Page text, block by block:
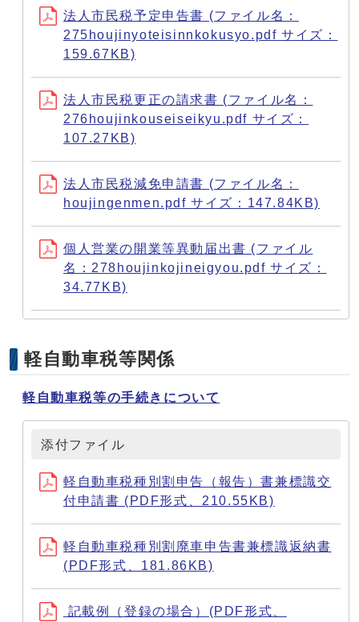
法人市民税予定申告書 (ファイル名：
275houjinyoteisinnkokusyo.pdf サイズ：
159.67KB)
法人市民税更正の請求書 (ファイル名：
276houjinkouseiseikyu.pdf サイズ：
107.27KB)
法人市民税減免申請書 (ファイル名：
houjingenmen.pdf サイズ：147.84KB)
個人営業の開業等異動届出書 (ファイル
名：278houjinkojineigyou.pdf サイズ：
34.77KB)
軽自動車税等関係
軽自動車税等の手続きについて
添付ファイル
軽自動車税種別割申告（報告）書兼標識交
付申請書 (PDF形式、210.55KB)
軽自動車税種別割廃車申告書兼標識返納書
(PDF形式、181.86KB)
記載例（登録の場合）(PDF形式、